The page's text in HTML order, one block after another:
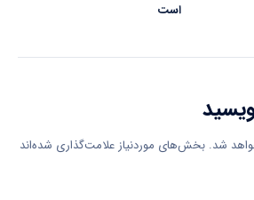
است
شد. بخش‌های موردنیاز علامت‌گذاری شده‌اند